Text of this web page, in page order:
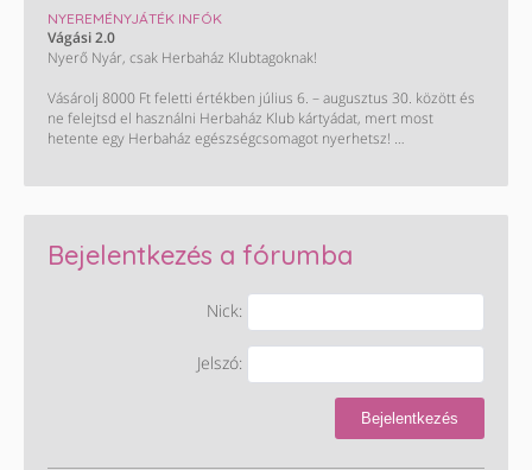
NYEREMÉNYJÁTÉK INFÓK
Vágási 2.0
Nyerő Nyár, csak Herbaház Klubtagoknak!
Vásárolj 8000 Ft feletti értékben július 6. – augusztus 30. között és
ne felejtsd el használni Herbaház Klub kártyádat, mert most
hetente egy Herbaház egészségcsomagot nyerhetsz!
A 100 000 Ft-os Herbaház bevásárlás! Kisorsolunk egy 30 000 és
spórolni!
Bejelentkezés a fórumba
Nick:
Jelszó:
Bejelentkezés